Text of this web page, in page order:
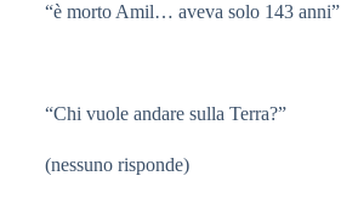
“è morto Amil… aveva solo 143 anni”
“Chi vuole andare sulla Terra?”
(nessuno risponde)